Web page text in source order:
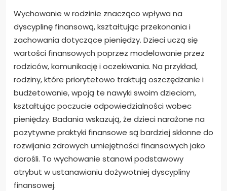
Wychowanie w rodzinie znacząco wpływa na
dyscyplinę finansową, kształtując przekonania i
zachowania dotyczące pieniędzy. Dzieci uczą się
wartości finansowych poprzez modelowanie przez
rodziców, komunikację i oczekiwania. Na przykład,
rodziny, które priorytetowo traktują oszczędzanie i
budżetowanie, wpoją te nawyki swoim dzieciom,
kształtując poczucie odpowiedzialności wobec
pieniędzy. Badania wskazują, że dzieci narażone na
pozytywne praktyki finansowe są bardziej skłonne do
rozwijania zdrowych umiejętności finansowych jako
dorośli. To wychowanie stanowi podstawowy
atrybut w ustanawianiu dożywotniej dyscypliny
finansowej.